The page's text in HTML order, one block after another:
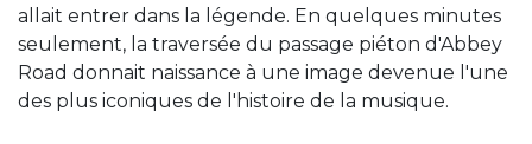
allait entrer dans la légende. En quelques minutes
seulement, la traversée du passage piéton d'Abbey
Road donnait naissance à une image devenue l'une
des plus iconiques de l'histoire de la musique.